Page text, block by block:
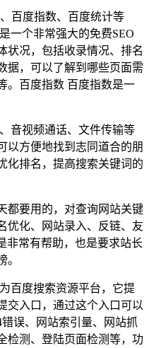
百度指数、百度统计等
一个非常强大的免费SEO
状况，包括收录情况、排名
据，可以了解到哪些页面需
。百度指数 百度指数是一
音视频通话、文件传输等
以方便地找到志同道合的朋
化排名，提高搜索关键词的
都要用的，对查询网站关键
优化、网站录入、反链、友
非常有帮助，也是要求站长
。
百度搜索资源平台，它提
交入口，通过这个入口可以
误、网站索引量、网站抓
检测、登陆页面检测等，功